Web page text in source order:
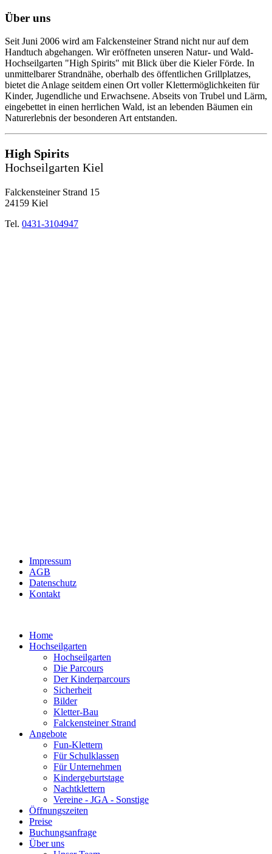
Über uns
Seit Juni 2006 wird am Falckensteiner Strand nicht nur auf dem
Handtuch abgehangen. Wir eröffneten unseren Natur- und Wald-
Hochseilgarten "High Spirits" mit Blick über die Kieler Förde. In
unmittelbarer Strandnähe, oberhalb des öffentlichen Grillplatzes,
bietet die Anlage seitdem einen Ort voller Klettermöglichkeiten für
Kinder, Jugendliche und Erwachsene. Abseits von Trubel und Lärm,
eingebettet in einen herrlichen Wald, ist an lebenden Bäumen ein
Naturerlebnis der besonderen Art entstanden.
High Spirits
Hochseilgarten Kiel
Falckensteiner Strand 15
24159 Kiel
Tel. 0431-3104947
Impressum
AGB
Datenschutz
Kontakt
Home
Hochseilgarten
Hochseilgarten
Die Parcours
Der Kinderparcours
Sicherheit
Bilder
Kletter-Bau
Falckensteiner Strand
Angebote
Fun-Klettern
Für Schulklassen
Für Unternehmen
Kindergeburtstage
Nachtklettern
Vereine - JGA - Sonstige
Öffnungszeiten
Preise
Buchungsanfrage
Über uns